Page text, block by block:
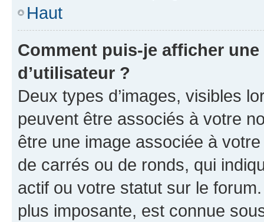
Haut
Comment puis-je afficher
d’utilisateur ?
Deux types d’images, visibles
peuvent être associés à votre
être une image associée à
de carrés ou de ronds, qui
actif ou votre statut sur le
plus imposante, est connue